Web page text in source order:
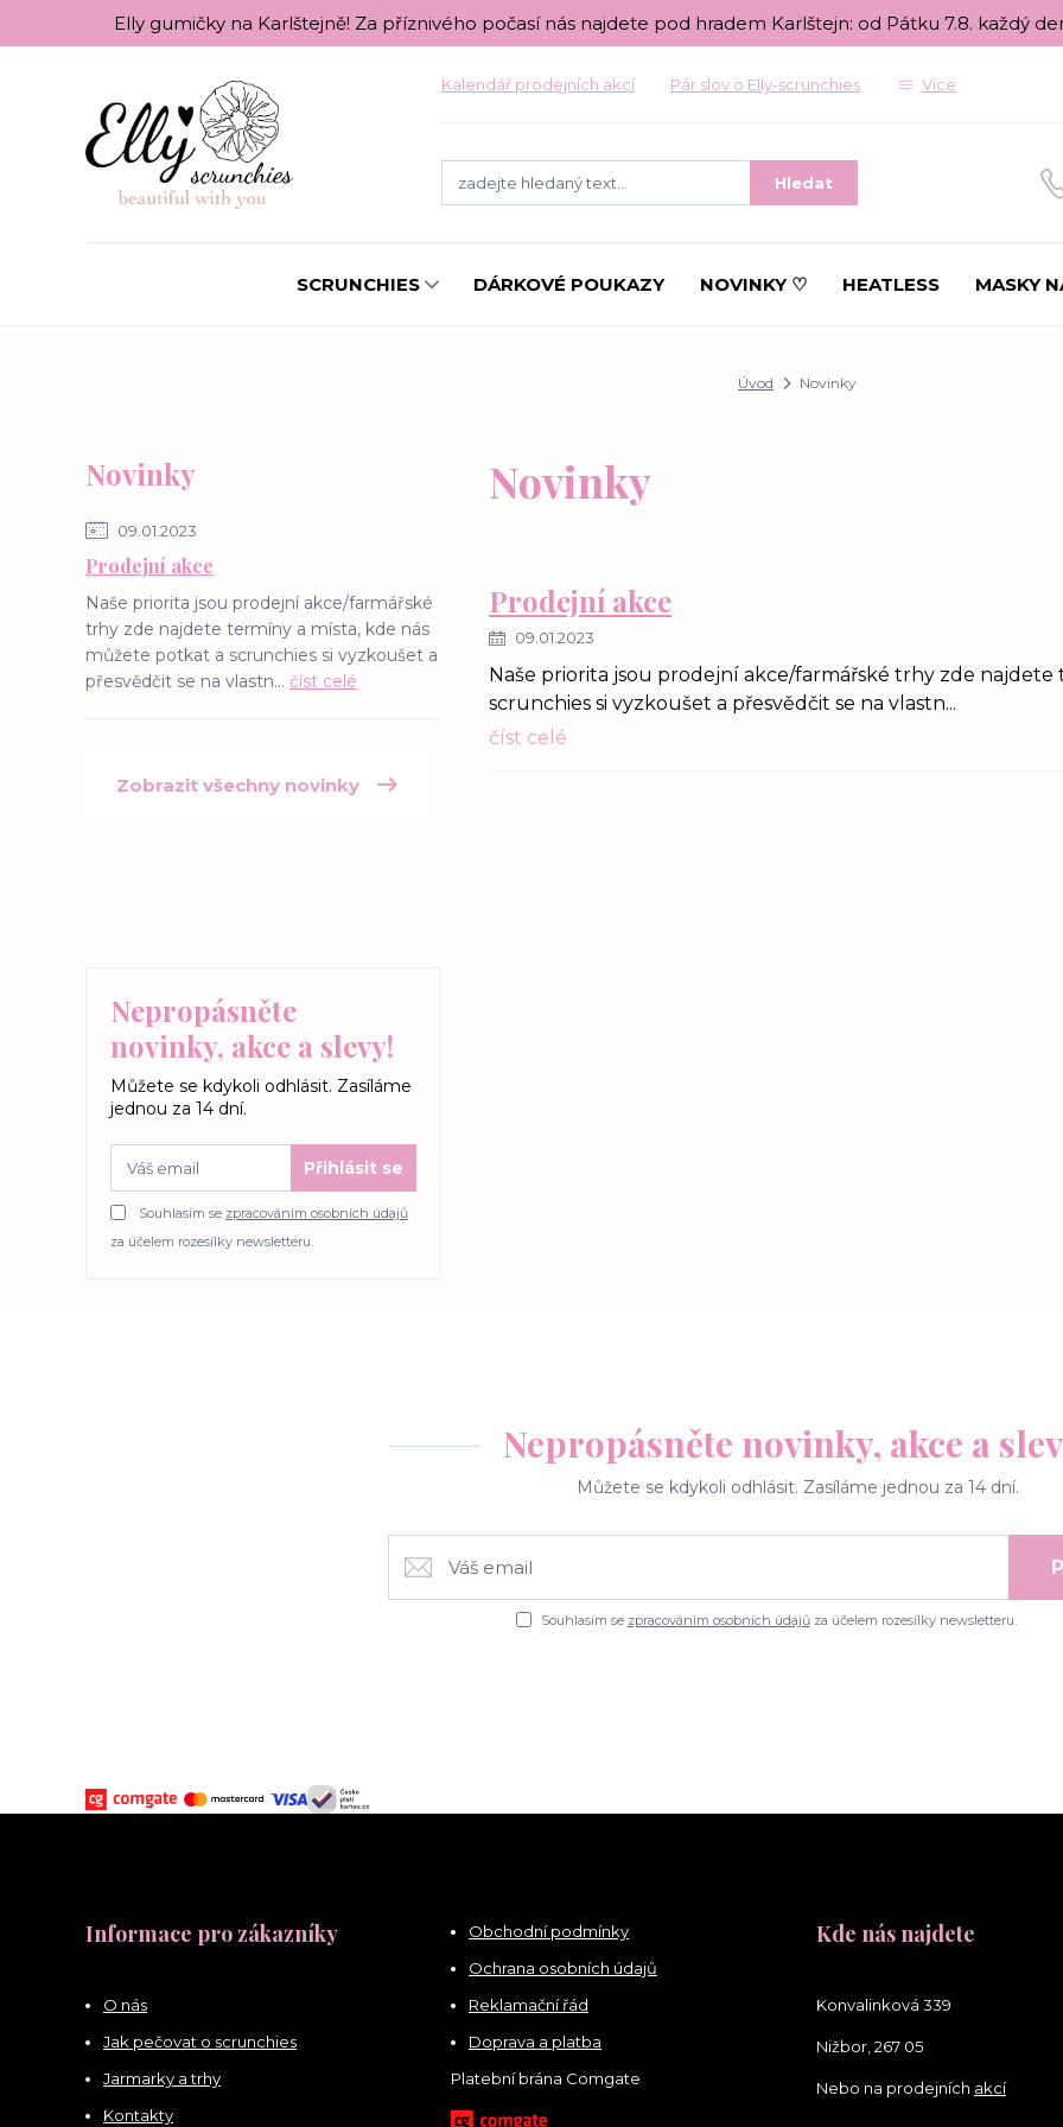
Elly gumičky na Karlštejně! Za příznivého počasí nás najdete pod hradem Karlštejn: od Pátku 7.8. každý
Kalendář prodejních akcí Pár slov o Elly-scrunchies Více
Hledat
SCRUNCHIES DÁRKOVÉ POUKAZY NOVINKY ♡ HEATLESS MASKY
Úvod Novinky
Novinky
09.01.2023
Prodejní akce
Naše priorita jsou prodejní akce/farmářské
trhy zde najdete termíny a místa, kde nás
můžete potkat a scrunchies si vyzkoušet a
přesvědčit se na vlastn... číst celé
Zobrazit všechny novinky
Nepropásněte
novinky, akce a slevy!
Můžete se kdykoli odhlásit. Zasíláme
jednou za 14 dní.
Přihlásit se
Souhlasím se zpracováním osobních údajů
za účelem rozesílky newsletteru.
Novinky
Prodejní akce
09.01.2023
Naše priorita jsou prodejní akce/farmářské trhy zde
scrunchies si vyzkoušet a přesvědčit se na vlastn...
číst celé
Nepropásněte novinky, akce a
Můžete se kdykoli odhlásit. Zasíláme jednou za 14 dní.
Souhlasím se zpracováním osobních údajůza účelem rozesílky newsletteru.
Informace pro zákazníky
O nás
Jak pečovat o scrunchies
Jarmarky a trhy
Kontakty
Obchodní podmínky
Ochrana osobních údajů
Reklamační řád
Doprava a platba
Platební brána Comgate
Kde nás najdete
Konvalinková 339
Nižbor, 267 05
Nebo na prodejních akcí